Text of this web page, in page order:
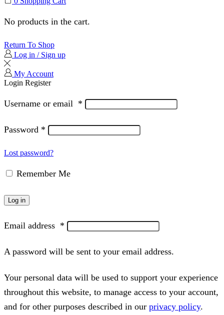
No products in the cart.
Return To Shop
Log in / Sign up
My Account
Login Register
Username or email *
Password *
Lost password?
Remember Me
Log in
Email address *
A password will be sent to your email address.
Your personal data will be used to support your experience
throughout this website, to manage access to your account,
and for other purposes described in our privacy policy.